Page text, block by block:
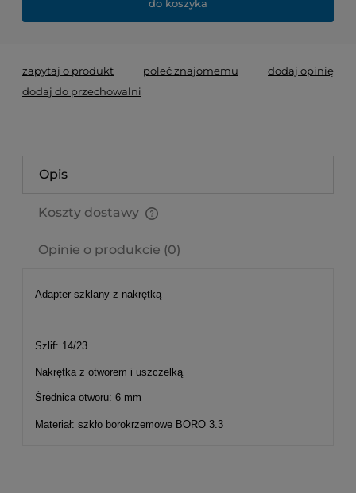
do koszyka
zapytaj o produkt poleć znajomemu
dodaj opinię
dodaj do przechowalni
Opis
Koszty dostawy
Opinie o produkcie (0)
Adapter szklany z nakrętką
Szlif: 14/23
Nakrętka z otworem i uszczelką
Średnica otworu: 6 mm
Materiał: szkło borokrzemowe BORO 3.3